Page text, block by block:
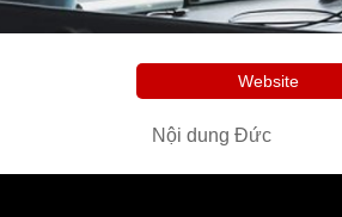
Website
Nội dung Đức